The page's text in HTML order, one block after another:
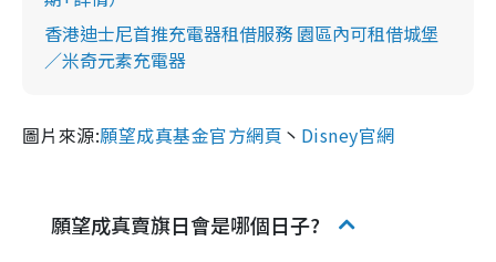
香港迪士尼首推充電器租借服務 園區內可租借城堡
／米奇元素充電器
圖片來源:願望成真基金官方網頁 丶 Disney官網
願望成真賣旗日會是哪個日子?